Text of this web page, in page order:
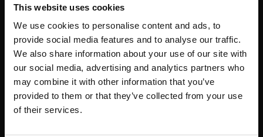
This website uses cookies
We use cookies to personalise content and ads, to
provide social media features and to analyse our traffic.
We also share information about your use of our site with
our social media, advertising and analytics partners who
may combine it with other information that you’ve
provided to them or that they’ve collected from your use
of their services.
CROSSTRAINERS
SPRINTER BIKES
ROEITRAINERS
VLAKKE BANKEN
KRACHT STATIONS
SMITH MACHINES
PULLEY STATIONS
VERSTELBARE BANKEN
RACKS